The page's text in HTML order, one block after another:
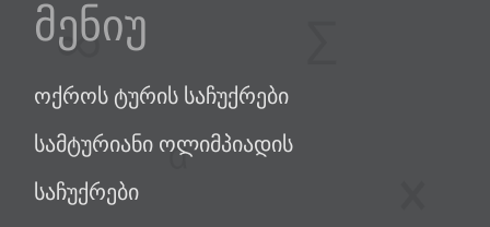
მენიუ
ოქროს ტურის საჩუქრები
სამტურიანი ოლიმპიადის
საჩუქრები